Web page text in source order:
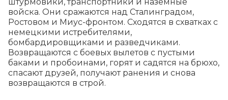
войска. Они сражаются над Сталинградом,
Ростовом и Миус-фронтом. Сходятся в схватках с
немецкими истребителями,
бомбардировщиками и разведчиками.
Возвращаются с боевых вылетов с пустыми
баками и пробоинами, горят и садятся на брюхо,
спасают друзей, получают ранения и снова
возвращаются в строй.